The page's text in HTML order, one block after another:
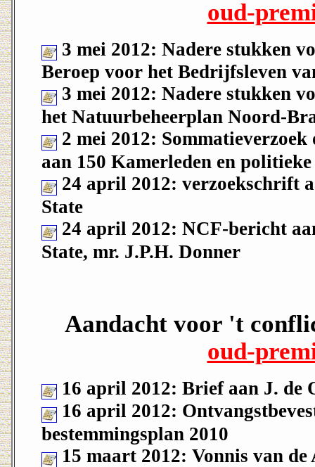
oud-
3 mei 2012: Nadere stukken
Beroep voor het Bedrijfsleven
3 mei 2012: Nadere stukken
het Natuurbeheerplan Noord-
2 mei 2012:
aan 150 Kamerleden en
24 april 2012: verzoekschrift
State
24 april 2012: NCF-bericht
State, mr. J.P.H. Donner
Aandacht voor 't
oud-
16 april 2012: Brief aan J. de
16 april 2012:
bestemmingsplan 2010
15 maart 2012: Vonnis van